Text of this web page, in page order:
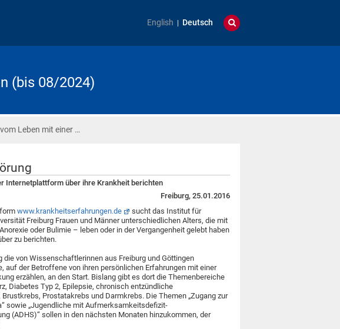
English Deutsch
(bis 08/2024)
Leben mit einer …
Internetplattform über ihre Krankheit berichten
Freiburg, 25.01.2016
www.krankheitserfahrungen.de
sucht das Institut für
Freiburg Frauen und Männer unterschiedlichen Alters, die mit
oder Bulimie – leben oder in der Vergangenheit gelebt haben
zu berichten.
die von Wissenschaftlerinnen aus Freiburg und Göttingen
auf der Betroffene von ihren persönlichen Erfahrungen mit einer
erzählen, an den Start. Bislang gibt es dort die Themenbereiche
Diabetes Typ 2, Epilepsie, chronisch entzündliche
Prostatakrebs und Darmkrebs. Die Themen „Zugang zur
sowie „Jugendliche mit Aufmerksamkeitsdefizit-
(ADHS)“ sollen in den nächsten Monaten hinzukommen, der